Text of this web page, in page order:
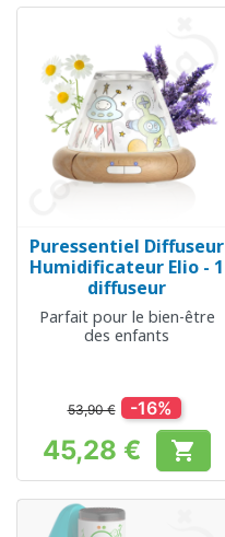
Puressentiel Diffuseur
Humidificateur Elio - 1
diffuseur
Parfait pour le bien-être
des enfants
53,90 € -16%
Prix
45,28 € 